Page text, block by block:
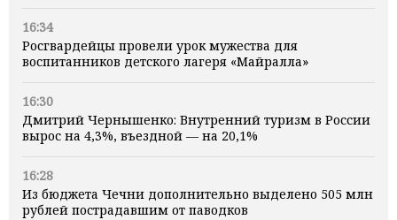
16:34
Росгвардейцы провели урок мужества для
воспитанников детского лагеря «Майралла»
16:30
Дмитрий Чернышенко: Внутренний туризм в России
вырос на 4,3%, въездной — на 20,1%
16:28
Из бюджета Чечни дополнительно выделено 505 млн
рублей пострадавшим от паводков